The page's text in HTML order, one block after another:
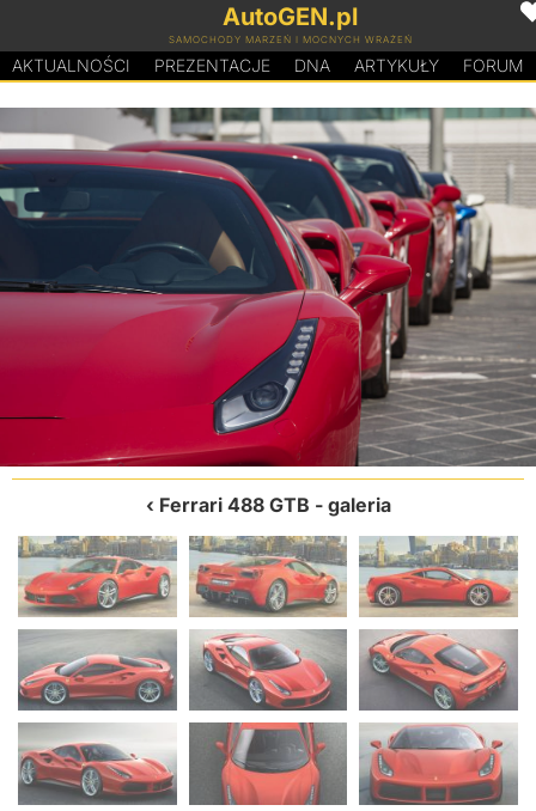
AutoGEN.pl
SAMOCHODY MARZEŃ I MOCNYCH WRAŻEŃ
AKTUALNOŚCI PREZENTACJE DNA ARTYKUŁY FORUM
Ferrari 488 GTB - galeria